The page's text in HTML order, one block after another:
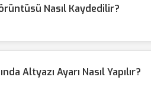
Nasıl Kaydedilir?
Altyazı Ayarı Nasıl Yapılır?